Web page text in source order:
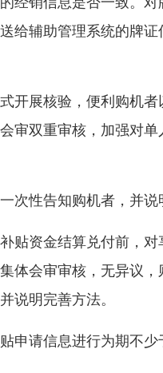
给辅助管理系统的牌
开展核验，便利购机
审双重审核，加强对
次性告知购机者，并说
贴资金结算兑付前，
体会审审核，无异议
说明完善方法。
申请信息进行为期不